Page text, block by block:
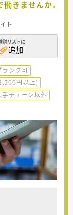
きませんか。
ト
討リストに
追加
ランク可
円以上)
手チェーン以外